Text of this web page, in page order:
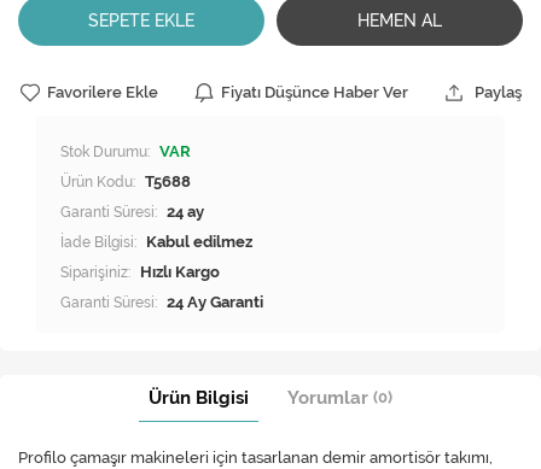
SEPETE EKLE HEMEN AL
Favorilere Ekle Fiyatı Düşünce Haber Ver Paylaş
Stok Durumu: VAR
Ürün Kodu: T5688
Garanti Süresi: 24 ay
İade Bilgisi:
Siparişiniz: Hızlı Kargo
Garanti Süresi: 24 Ay Garanti
Ürün Bilgisi Yorumlar (0)
Profilo çamaşır makineleri için tasarlanan demir amortisör takımı,